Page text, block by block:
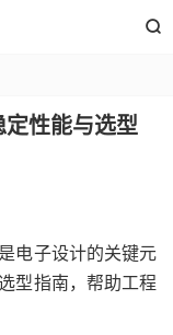

性能与选型
电子设计的关键元
型指南，帮助工程